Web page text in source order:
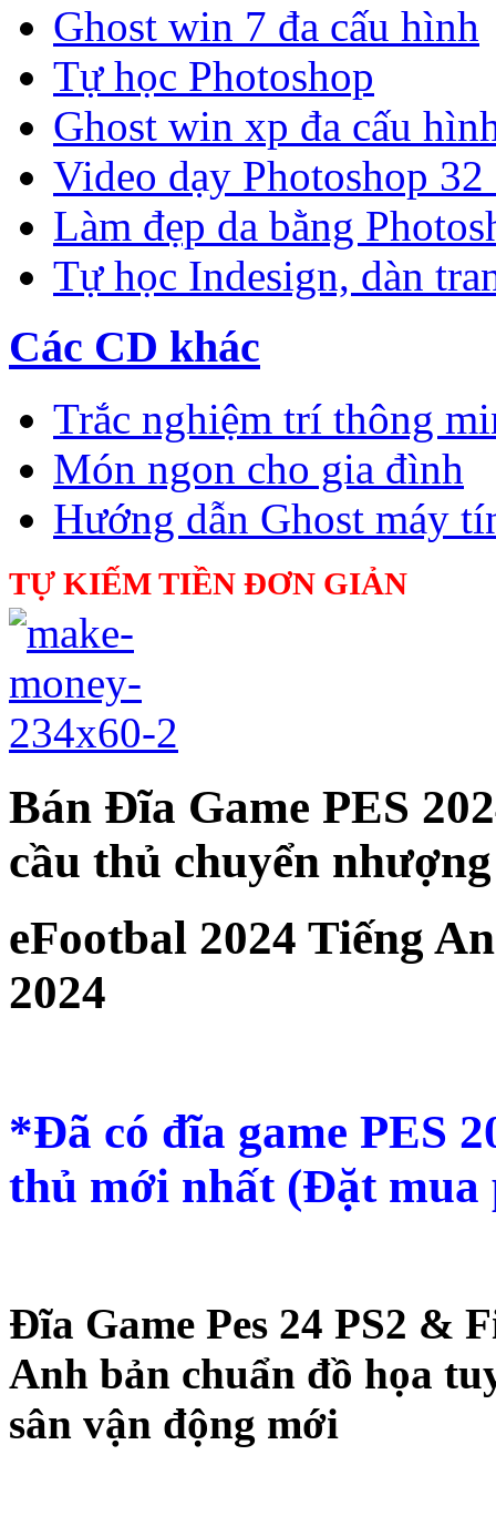
Ghost win 7 đa cấu hình
Tự học Photoshop
Ghost win xp đa cấu
Video dạy Photoshop
Làm đẹp da bằng
Tự học Indesign, dàn
Các CD khác
Trắc nghiệm trí thông
Món ngon cho gia đình
Hướng dẫn Ghost máy
TỰ KIẾM TIỀN ĐƠN GIẢN
Bán Đĩa Game PES
cầu thủ chuyển
eFootbal 2024 Tiếng
2024
*Đã có đĩa game PES
thủ mới nhất (Đặt mua
Đĩa Game Pes 24 PS2 &
Anh bản chuẩn đồ họa
sân vận động mới